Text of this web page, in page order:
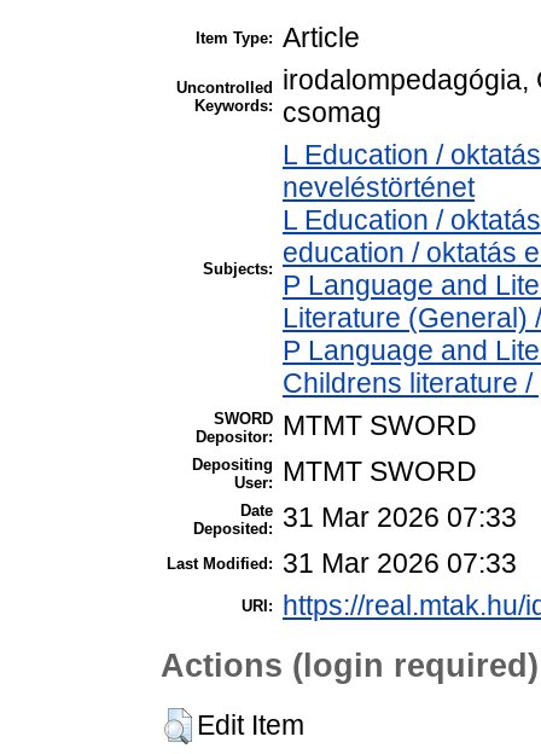
Item Type: Article
Uncontrolled
Keywords:
irodalompedagógia,
csomag
Subjects:
L Education /
neveléstörténet
L Education /
education / oktatás
P Language and
Literature (General)
P Language and
Childrens literature
SWORD
Depositor:
MTMT SWORD
Depositing
User:
MTMT SWORD
Date
Deposited:
31 Mar 2026 07:33
Last Modified: 31 Mar 2026 07:33
URI: https://real.mtak.hu/
Actions (login required)
Edit Item